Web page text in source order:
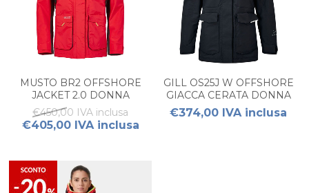
MUSTO BR2 OFFSHORE
JACKET 2.0 DONNA
€450,00 IVA inclusa
€405,00 IVA inclusa
GILL OS25J W OFFSHORE
GIACCA CERATA DONNA
€374,00 IVA inclusa